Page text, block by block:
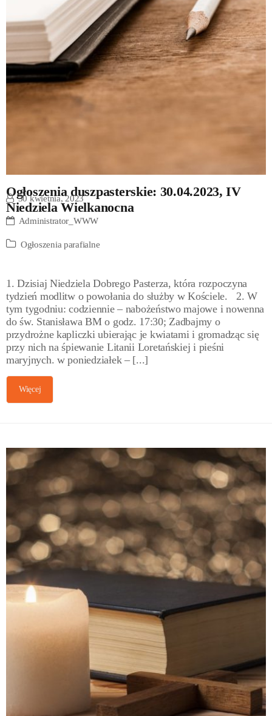
Ogłoszenia duszpasterskie: 30.04.2023, IV
Niedziela Wielkanocna
30 kwietnia, 2023
Administrator_WWW
Ogłoszenia parafialne
1. Dzisiaj Niedziela Dobrego Pasterza, która rozpoczyna
tydzień modlitw o powołania do służby w Kościele. 2. W
tym tygodniu: codziennie – nabożeństwo majowe i nowenna
do św. Stanisława BM o godz. 17:30; Zadbajmy o
przydrożne kapliczki ubierając je kwiatami i gromadząc się
przy nich na śpiewanie Litanii Loretańskiej i pieśni
maryjnych. w poniedziałek – [...]
Więcej